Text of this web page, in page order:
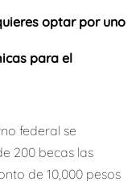
optar por uno
para el
federal se
200 becas las
de 10,000 pesos